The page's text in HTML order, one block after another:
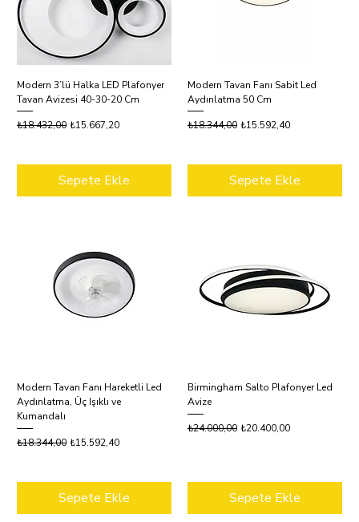
Modern 3’lü Halka LED Plafonyer
Tavan Avizesi 40-30-20 Cm
Normal Fiyat
₺18.432,00 İndirimli Fiyat
₺15.667,20
Sepete Ekle
Modern Tavan Fanı Sabit Led
Aydınlatma 50 Cm
Normal Fiyat
₺18.344,00 İndirimli Fiyat
₺15.592,40
Sepete Ekle
Modern Tavan Fanı Hareketli Led
Aydınlatma, Üç Işıklı ve
Kumandalı
Normal Fiyat
₺18.344,00 İndirimli Fiyat
₺15.592,40
Sepete Ekle
Birmingham Salto Plafonyer Led
Avize
Normal Fiyat
₺24.000,00 İndirimli Fiyat
₺20.400,00
Sepete Ekle